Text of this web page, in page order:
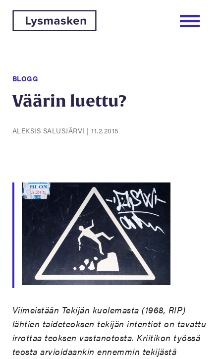
BLOGG
Väärin luettu?
ALEKSIS SALUSJÄRVI |11.2.2015
Viimeistään Tekijän kuolemasta (1968, RIP)
lähtien taideteoksen tekijän intentiot on tavattu
irrottaa teoksen vastanotosta. Kriitikon työssä
teosta arvioidaankin ennemmin tekijästä